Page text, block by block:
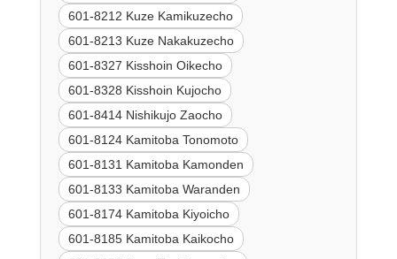
601-8212 Kuze Kamikuzecho
601-8213 Kuze Nakakuzecho
601-8327 Kisshoin Oikecho
601-8328 Kisshoin Kujocho
601-8414 Nishikujo Zaocho
601-8124 Kamitoba Tonomoto
601-8131 Kamitoba Kamonden
601-8133 Kamitoba Waranden
601-8174 Kamitoba Kiyoicho
601-8185 Kamitoba Kaikocho